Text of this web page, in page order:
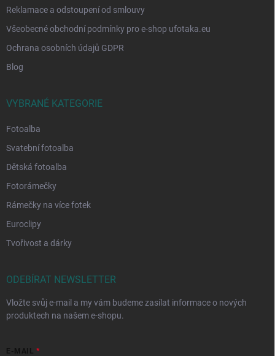
Reklamace a odstoupení od smlouvy
Všeobecné obchodní podmínky pro e-shop ufotaka.eu
Ochrana osobních údajů GDPR
Blog
VYBRANÉ KATEGORIE
Fotoalba
Svatební fotoalba
Dětská fotoalba
Fotorámečky
Rámečky na více fotek
Euroclipy
Tvořivost a dárky
ODEBÍRAT NEWSLETTER
Vložte svůj e-mail a my vám budeme zasílat informace o nových
produktech na našem e-shopu.
E-MAIL